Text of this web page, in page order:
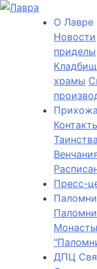
О Лаврe
Новости
приделы
храмы
Пресс-
ДПЦ